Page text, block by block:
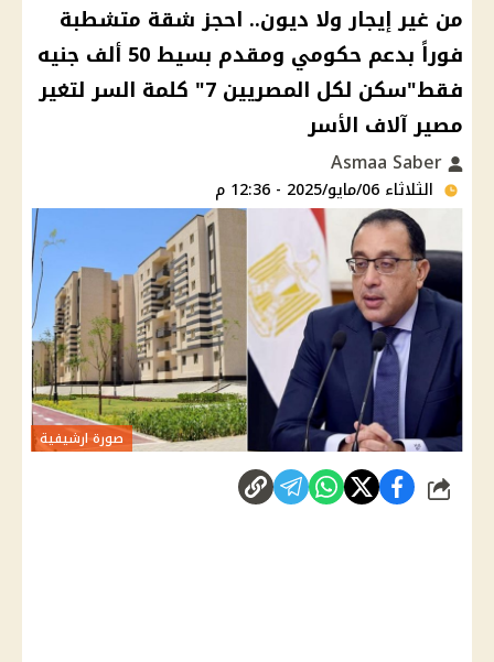
من غير إيجار ولا ديون.. احجز شقة متشطبة
فوراً بدعم حكومي ومقدم بسيط 50 ألف جنيه
فقط"سكن لكل المصريين 7" كلمة السر لتغير
مصير آلاف الأسر
الثلاثاء 06/مايو/2025 - 12:36 م
صورة ارشيفية
شارك